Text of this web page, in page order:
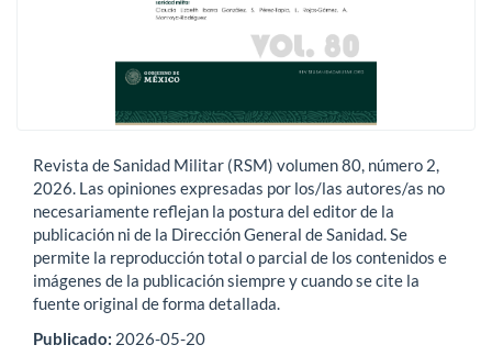
Revista de Sanidad Militar (RSM) volumen 80, número 2,
2026. Las opiniones expresadas por los/las autores/as no
necesariamente reflejan la postura del editor de la
publicación ni de la Dirección General de Sanidad. Se
permite la reproducción total o parcial de los contenidos e
imágenes de la publicación siempre y cuando se cite la
fuente original de forma detallada.
Publicado: 2026-05-20